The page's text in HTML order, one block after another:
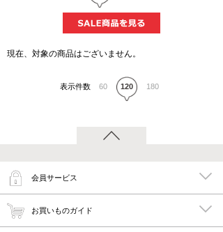
現在、対象の商品はございません。
表示件数 60 120 180
会員サービス
お買いものガイド